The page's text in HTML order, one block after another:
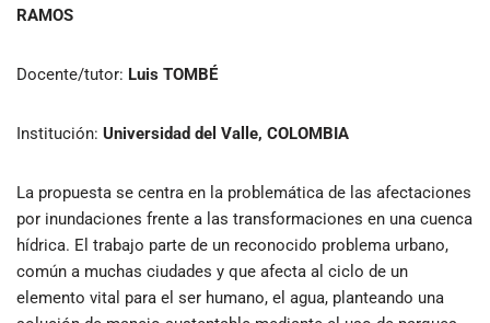
RAMOS
Docente/tutor: Luis TOMBÉ
Institución: Universidad del Valle, COLOMBIA
La propuesta se centra en la problemática de las afectaciones
por inundaciones frente a las transformaciones en una cuenca
hídrica. El trabajo parte de un reconocido problema urbano,
común a muchas ciudades y que afecta al ciclo de un
elemento vital para el ser humano, el agua, planteando una